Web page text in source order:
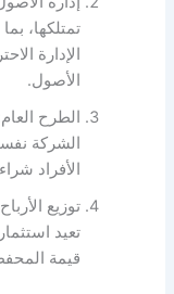
تمتلكها،
الإدارة
الأصول.
الطرح
الشركة
الأفراد
توزيع
تعيد
قيمة